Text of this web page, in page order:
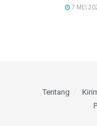
7 MEI
Tentang